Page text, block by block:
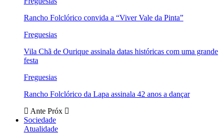
Rancho Folclórico convida a “Viver Vale da Pinta”
Freguesias
Vila Chã de Ourique assinala datas históricas com uma grande
festa
Freguesias
Rancho Folclórico da Lapa assinala 42 anos a dançar
Ante Próx
Sociedade
Atualidade